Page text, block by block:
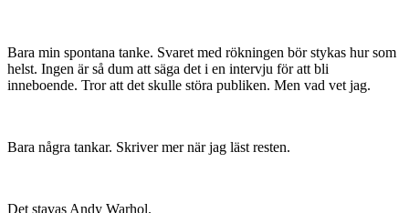
Bara min spontana tanke. Svaret med rökningen bör stykas hur som
helst. Ingen är så dum att säga det i en intervju för att bli
inneboende. Tror att det skulle störa publiken. Men vad vet jag.
Bara några tankar. Skriver mer när jag läst resten.
Det stavas Andy Warhol.